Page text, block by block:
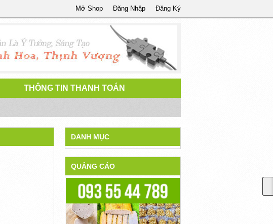
Đăng Ký
Đăng Nhập
Mở Shop
THÔNG TIN THANH TOÁN
DANH MỤC
QUẢNG CÁO